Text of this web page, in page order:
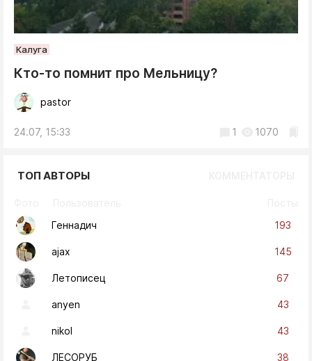
Калуга
Кто-то помнит про Мельницу?
pastor
24.07, 15:33 1 1070
ТОП АВТОРЫ
Геннадич
193
ajax 145
Летописец 67
anyen 43
nikol 43
ЛЕСОРУБ 38